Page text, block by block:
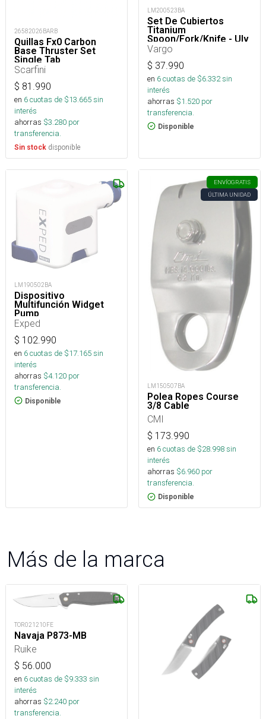
26582026BARB
Quillas Fx0 Carbon
Base Thruster Set
Single Tab
Scarfini
$ 81.990
en 6cuotas de $13.665sin
interés
ahorras $3.280 por
transferencia.
Sin stock disponible
LM200523BA
Set De Cubiertos
Titanium
Spoon/Fork/Knife - Ulv
Vargo
$ 37.990
en 6cuotas de $6.332sin
interés
ahorras $1.520 por
transferencia.
Disponible
LM190502BA
Dispositivo
Multifunción Widget
Pump
Exped
$ 102.990
en 6cuotas de $17.165sin
interés
ahorras $4.120 por
transferencia.
Disponible
ENVÍOGRATIS
ÚLTIMA UNIDAD
LM150507BA
Polea Ropes Course
3/8 Cable
CMI
$ 173.990
en 6cuotas de $28.998sin
interés
ahorras $6.960 por
transferencia.
Disponible
Más de la marca
TOR021210FE
Navaja P873-MB
Ruike
$ 56.000
en 6cuotas de $9.333 sin
interés
ahorras $2.240 por
transferencia.